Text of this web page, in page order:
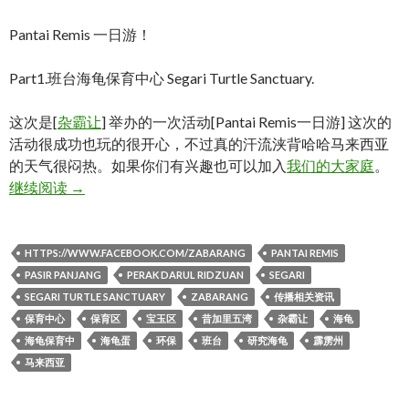
Pantai Remis 一日游！
Part1.班台海龟保育中心 Segari Turtle Sanctuary.
这次是[杂霸让] 举办的一次活动[Pantai Remis一日游] 这次的
活动很成功也玩的很开心，不过真的汗流浃背哈哈马来西亚
的天气很闷热。如果你们有兴趣也可以加入我们的大家庭。
继续阅读Pantai remis 一日游！Part1
→
HTTPS://WWW.FACEBOOK.COM/ZABARANG
PANTAI REMIS
PASIR PANJANG
PERAK DARUL RIDZUAN
SEGARI
SEGARI TURTLE SANCTUARY
ZABARANG
传播相关资讯
保育中心
保育区 宝玉区 昔加里五湾 杂霸让
海龟
海龟保育中
海龟蛋 环保 班台 研究海龟
霹雳州
马来西亚